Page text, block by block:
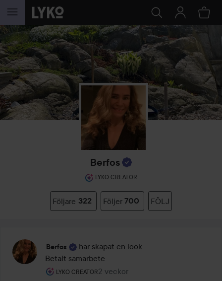
HOPPA TILL INNEHÅLLET
Berfos
LYKO CREATOR
Följare 322 Följer 700 FÖLJ
Berfos
har skapat en look
Betalt samarbete
LYKO CREATOR
Användarens roll: Lyko Creator.
2 veckor
Inlägget skapades 2 veckor